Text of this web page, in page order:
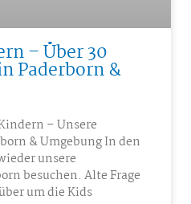
– Über 30
Paderborn &
– Unsere
& Umgebung In den
unsere
besuchen. Alte Frage
um die Kids